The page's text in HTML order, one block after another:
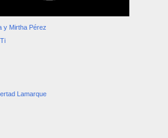
y Mirtha Pérez
Lamarque